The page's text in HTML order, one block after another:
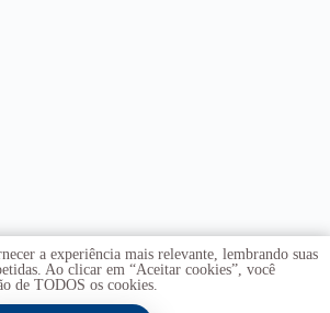
a experiência mais relevante, lembrando suas
Ao clicar em “Aceitar cookies”, você
de TODOS os cookies.